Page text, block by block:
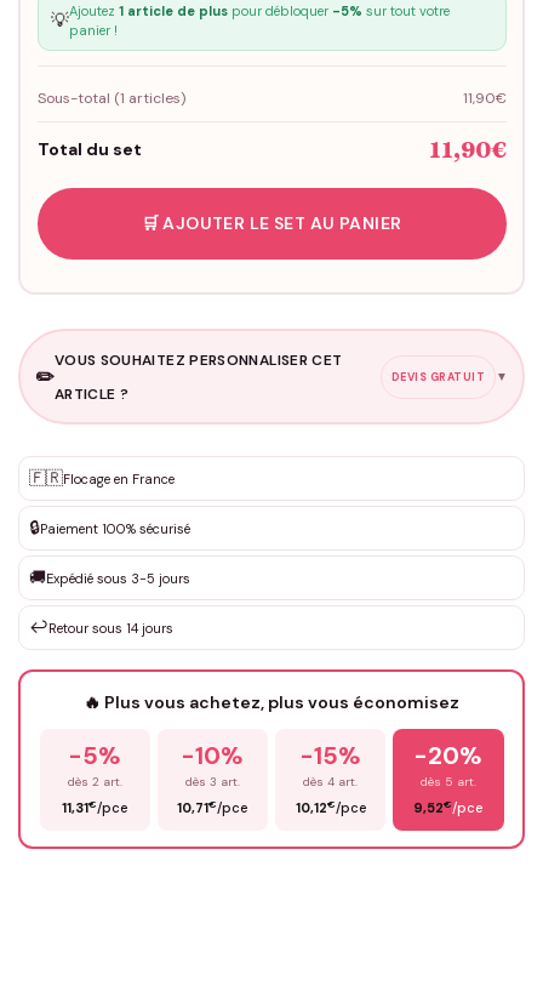
💡Ajoutez 1 article de pluspour débloquer -5% sur tout votre
panier !
Sous-total (1 articles) 11,90€
Total du set 11,90€
🛒 AJOUTER LE SET AU PANIER
✏️
VOUS SOUHAITEZ PERSONNALISER CET
ARTICLE ?
DEVIS GRATUIT ▼
✨ Personnalisation sur mesure
DEVIS GRATUIT · Personnalisation de 3 à 10€ selon la demande
Que souhaitez-vous ?*
Votre texte / idée*
Prénom*
🇫🇷Flocage en France
🔒Paiement 100% sécurisé
🚚Expédié sous 3-5 jours
↩️Retour sous 14 jours
🔥 Plus vous achetez, plus vous économisez
-5%
dès 2 art.
11,31€/pce
-10%
dès 3 art.
10,71€/pce
-15%
dès 4 art.
10,12€/pce
-20%
dès 5 art.
9,52€/pce